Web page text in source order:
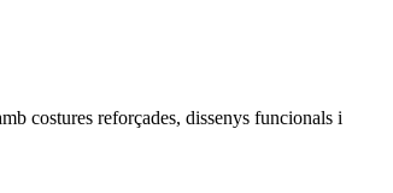
costures reforçades, dissenys funcionals i